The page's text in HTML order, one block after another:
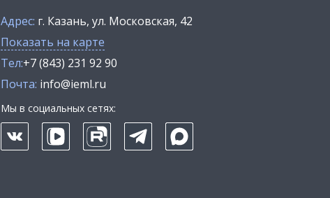
Адрес: г. Казань, ул. Московская, 42
Показать на карте
Тел:+7 (843) 231 92 90
Почта: info@ieml.ru
Мы в социальных сетях: